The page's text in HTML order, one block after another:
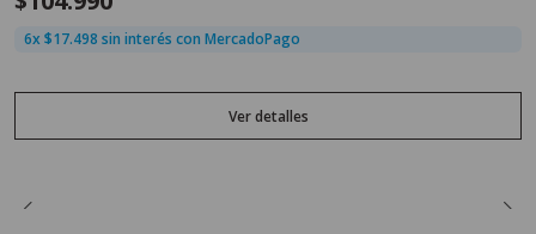
6x $17.498 sin interés con MercadoPago
Ver detalles